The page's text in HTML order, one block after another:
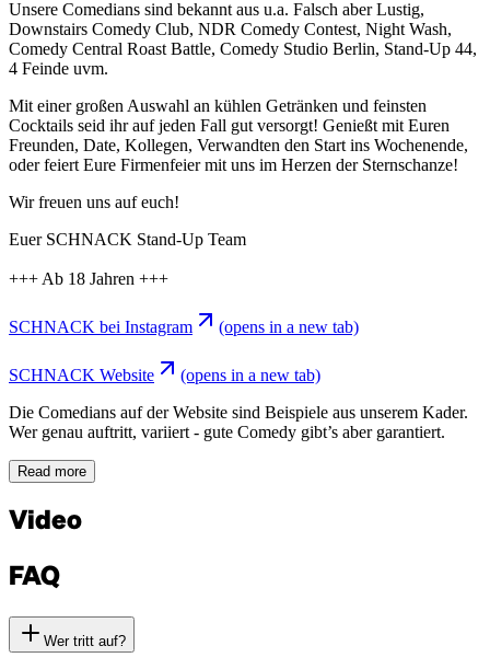
Unsere Comedians sind bekannt aus u.a. Falsch aber Lustig,
Downstairs Comedy Club, NDR Comedy Contest, Night Wash,
Comedy Central Roast Battle, Comedy Studio Berlin, Stand-Up 44,
4 Feinde uvm.
Mit einer großen Auswahl an kühlen Getränken und feinsten
Cocktails seid ihr auf jeden Fall gut versorgt! Genießt mit Euren
Freunden, Date, Kollegen, Verwandten den Start ins Wochenende,
oder feiert Eure Firmenfeier mit uns im Herzen der Sternschanze!
Wir freuen uns auf euch!
Euer SCHNACK Stand-Up Team
+++ Ab 18 Jahren +++
SCHNACK bei Instagram (opens in a new tab)
SCHNACK Website
(opens in a new tab)
Die Comedians auf der Website sind Beispiele aus unserem Kader.
Wer genau auftritt, variiert - gute Comedy gibt’s aber garantiert.
Read more
Video
FAQ
Wer tritt auf?